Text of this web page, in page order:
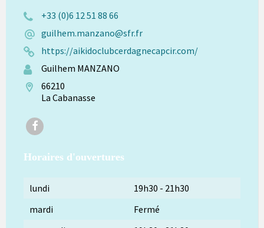
+33 (0)6 12 51 88 66
guilhem.manzano@sfr.fr
https://aikidoclubcerdagnecapcir.com/
Guilhem MANZANO
66210
La Cabanasse
Facebook
Horaires d'ouvertures
lundi 19h30 - 21h30
mardi
Fermé